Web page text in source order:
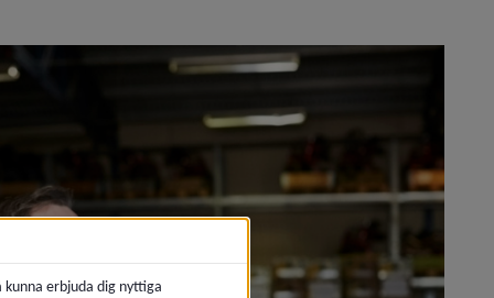
erbjuda dig nyttiga